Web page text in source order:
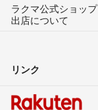
ラクマ公式ショップ
出店について
リンク